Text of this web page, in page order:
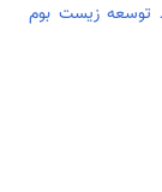
توسعه زیست بوم